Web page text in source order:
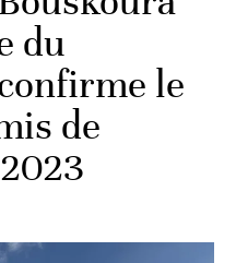
du
le
de